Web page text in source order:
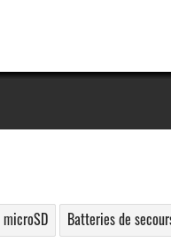
microSD Batteries de